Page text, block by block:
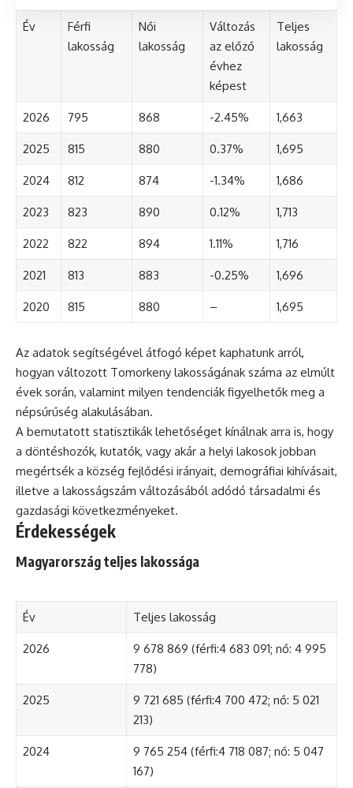
Év
Férfi
lakosság
Női
lakosság
Változás
az előző
évhez
képest
Teljes
lakosság
2026 795 868 -2.45% 1,663
2025 815 880 0.37% 1,695
2024 812 874 -1.34% 1,686
2023 823 890 0.12% 1,713
2022 822 894 1.11% 1,716
2021 813 883 -0.25% 1,696
2020 815 880 – 1,695
Az adatok segítségével átfogó képet kaphatunk arról,
hogyan változott Tomorkeny lakosságának száma az elmúlt
évek során, valamint milyen tendenciák figyelhetők meg a
népsűrűség alakulásában.
A bemutatott statisztikák lehetőséget kínálnak arra is, hogy
a döntéshozók, kutatók, vagy akár a helyi lakosok jobban
megértsék a község fejlődési irányait, demográfiai kihívásait,
illetve a lakosságszám változásából adódó társadalmi és
gazdasági következményeket.
Érdekességek
Magyarország teljes lakossága
Év Teljes lakosság
2026
9 678 869 (férfi:4 683 091; nő: 4 995
778)
2025
9 721 685 (férfi:4 700 472; nő: 5 021
213)
2024
9 765 254 (férfi:4 718 087; nő: 5 047
167)